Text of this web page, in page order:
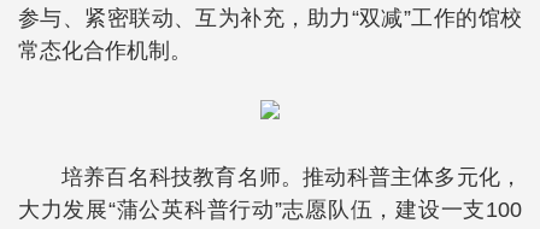
参与、紧密联动、互为补充，助力“双减”工作的馆校
常态化合作机制。
培养百名科技教育名师。推动科普主体多元化，
大力发展“蒲公英科普行动”志愿队伍，建设一支100